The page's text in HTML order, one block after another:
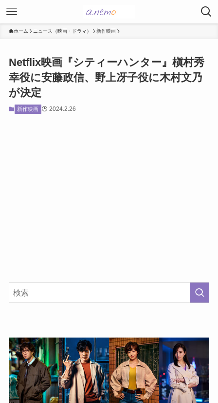
ホーム ニュース（映画・ドラマ） 新作映画
Netflix映画『シティーハンター』槇村秀
幸役に安藤政信、野上冴子役に木村文乃
が決定
新作映画 2024.2.26